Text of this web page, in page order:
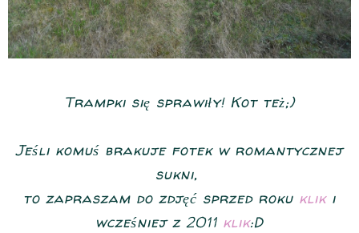
Trampki się sprawiły! Kot też;)
Jeśli komuś brakuje fotek w romantycznej
sukni,
to zapraszam do zdjęć sprzed roku kliki
wcześniej z 2011 klik:D